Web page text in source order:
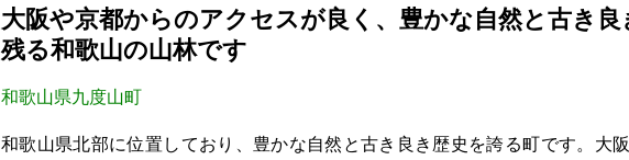
大阪や京都からのアクセスが良く、豊かな自然と古き
残る和歌山の山林です
和歌山県九度山町
和歌山県北部に位置しており、豊かな自然と古き良き歴史を誇る町です。大